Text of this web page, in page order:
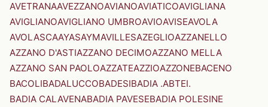
AVETRANAAVEZZANOAVIANOAVIATICOAVIGLIANA
AVIGLIANOAVIGLIANO UMBROAVIOAVISEAVOLA
AVOLASCAAYASAYMAVILLESAZEGLIOAZZANELLO
AZZANO D'ASTIAZZANO DECIMOAZZANO MELLA
AZZANO SAN PAOLOAZZATEAZZIOAZZONEBACENO
BACOLIBADALUCCOBADESIBADIA .ABTEI.
BADIA CALAVENABADIA PAVESEBADIA POLESINE